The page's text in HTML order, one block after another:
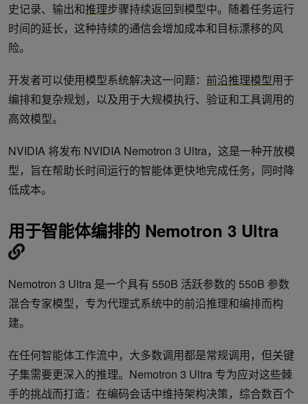
史记录、输出和推理步骤持续返回到模型中。随着任务运行
时间的延长，这种持续的通信会增加成本和目标漂移的风
险。
开发者可以使用模型系统解决这一问题： 前沿推理模型用于
编排和复杂规划，以及用于大规模执行、验证和工具调用的
高效模型。
NVIDIA 将发布 NVIDIA Nemotron 3 Ultra，这是一种开放模
型，旨在帮助长时间运行的智能体更快地完成任务，同时降
低成本。
用于智能体编排的 Nemotron 3 Ultra
Nemotron 3 Ultra 是一个具有 550B 活跃参数的 550B 参数
混合专家模型，专为代理式系统中的前沿推理和编排而构
建。
在任何智能体工作流中，大多数调用都是常规调用，但关键
子集需要更深入的推理。Nemotron 3 Ultra 专为应对这些棘
手的挑战而打造：在编码会话中维持架构决策，综合数百个